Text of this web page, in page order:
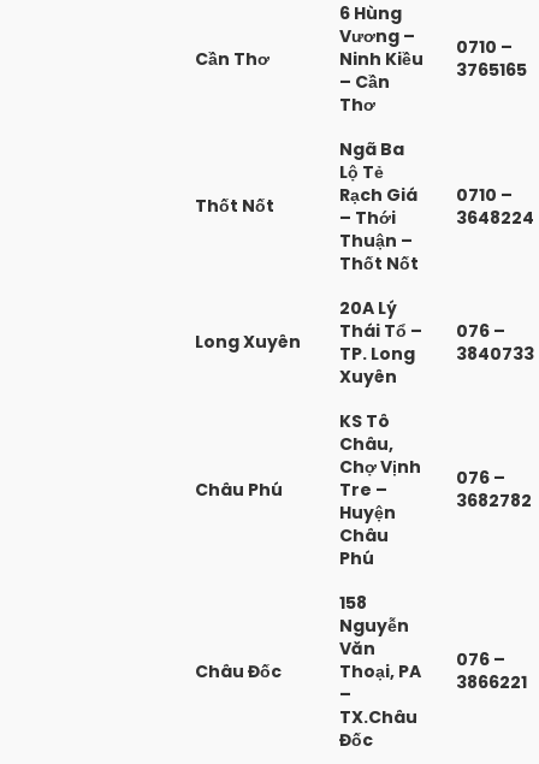
Cần Thơ
6 Hùng
Vương –
Ninh Kiều
– Cần
Thơ
0710 –
3765165
Thốt Nốt
Ngã Ba
Lộ Tẻ
Rạch Giá
– Thới
Thuận –
Thốt Nốt
0710 –
3648224
Long Xuyên
20A Lý
Thái Tổ –
TP. Long
Xuyên
076 –
3840733
Châu Phú
KS Tô
Châu,
Chợ Vịnh
Tre –
Huyện
Châu
Phú
076 –
3682782
Châu Đốc
158
Nguyễn
Văn
Thoại, PA
–
TX.Châu
Đốc
076 –
3866221